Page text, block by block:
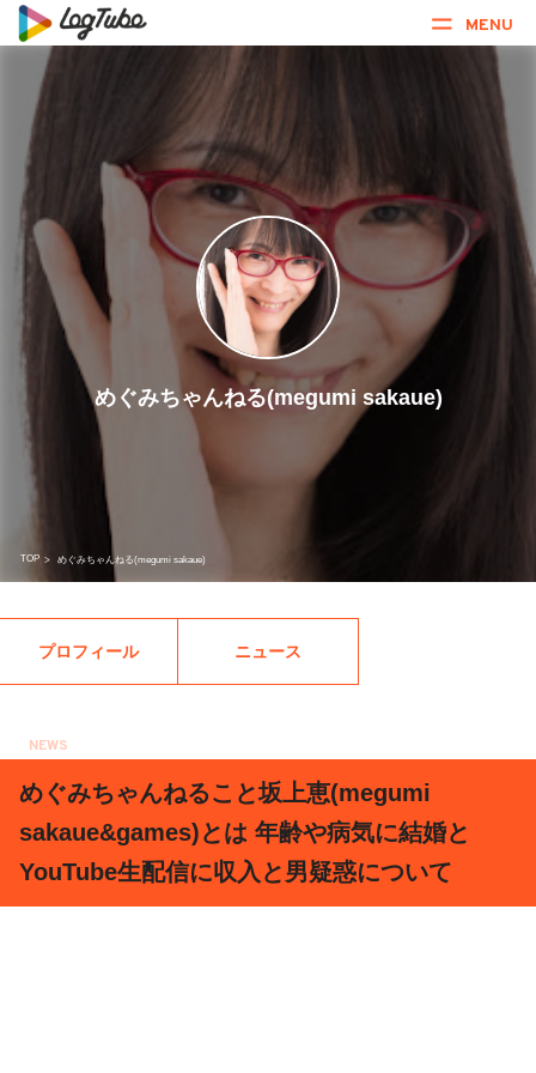
MENU
めぐみちゃんねる(megumi sakaue)
TOP > めぐみちゃんねる(megumi sakaue)
プロフィール ニュース
NEWS
めぐみちゃんねること坂上恵(megumi
sakaue&games)とは 年齢や病気に結婚と
YouTube生配信に収入と男疑惑について